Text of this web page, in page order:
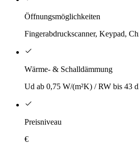
Öffnungsmöglichkeiten
Fingerabdruckscanner, Keypad,
Wärme- & Schalldämmung
Ud ab 0,75 W/(m²K) / RW bis 43
Preisniveau
€